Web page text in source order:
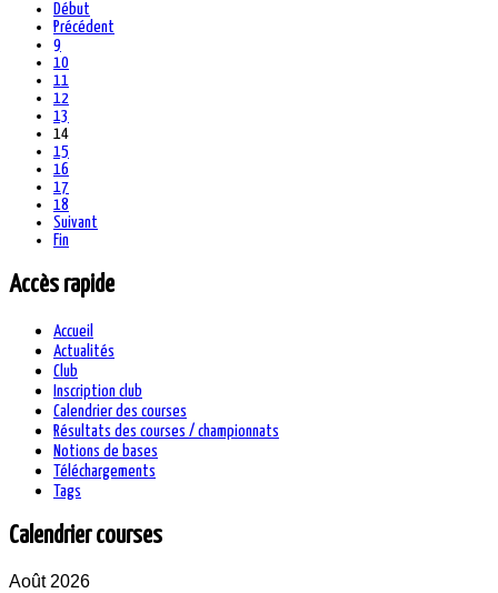
Début
Précédent
9
10
11
12
13
14
15
16
17
18
Suivant
Fin
Accès rapide
Accueil
Actualités
Club
Inscription club
Calendrier des courses
Résultats des courses / championnats
Notions de bases
Téléchargements
Tags
Calendrier courses
Août 2026